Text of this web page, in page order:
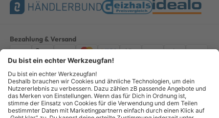
Bezahlung & Versand
ImpressumAGBDatenschutzWiderruf Vertrag widerrufen
Alle Preise verstehen sich inkl. ges. MwSt. *Kostenloser Versand innerhalb
Deutschlands, bei Bestellungen ab 100,00 Euro.